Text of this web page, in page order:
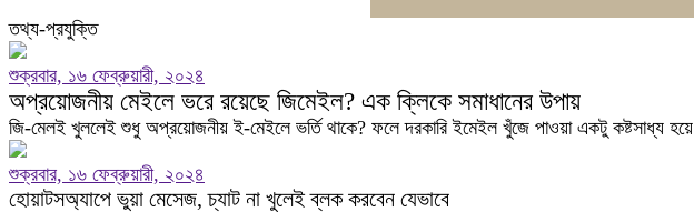
তথ্য-প্রযুক্তি
শুক্রবার, ১৬ ফেব্রুয়ারী, ২০২৪
অপ্রয়োজনীয় মেইলে ভরে রয়েছে জিমেইল? এক ক্লিকে সমাধানের উপায়
জি-মেলই খুললেই শুধু অপ্রয়োজনীয় ই-মেইলে ভর্তি থাকে? ফলে দরকারি ইমেইল খুঁজে পাওয়া একটু কষ্টসাধ্য হয়ে
শুক্রবার, ১৬ ফেব্রুয়ারী, ২০২৪
হোয়াটসঅ্যাপে ভুয়া মেসেজ, চ্যাট না খুলেই ব্লক করবেন যেভাবে